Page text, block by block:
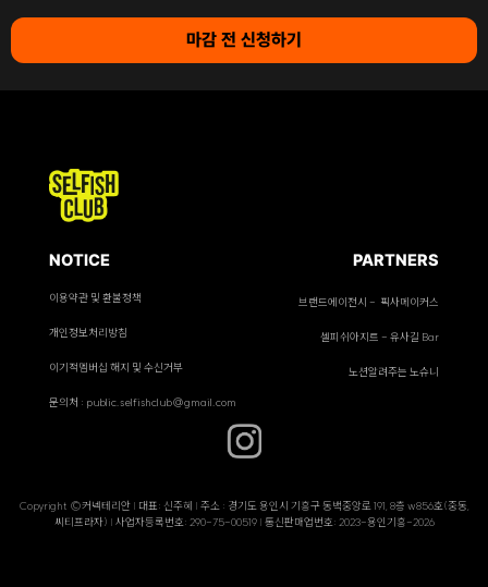
NOTICE PARTNERS
이용약관 및 환불정책 브랜드에이전시 - 픽사메이커스
개인정보처리방침 셀피쉬아지트 - 유사길 Bar
이기적멤버십 해지 및 수신거부 노션알려주는 노슈니
문의처 : public.selfishclub@gmail.com
Copyright ©커넥테리안 | 대표: 신주혜 | 주소 : 경기도 용인시 기흥구 동백중앙로 191, 8층 w856호(중동,
씨티프라자) | 사업자등록번호: 290-75-00519 | 통신판매업번호: 2023-용인기흥-2026